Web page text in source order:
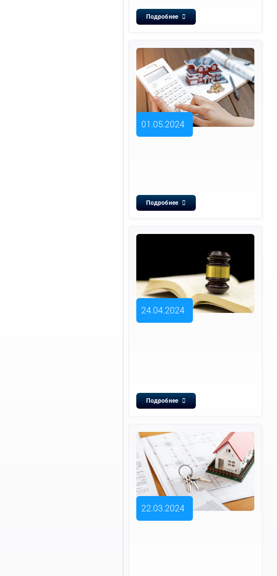
Подробнее
01.05.2024
Подробнее
24.04.2024
Подробнее
22.03.2024